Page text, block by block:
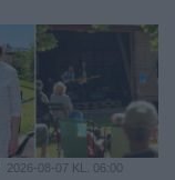
2026-08-07 KL. 06:00